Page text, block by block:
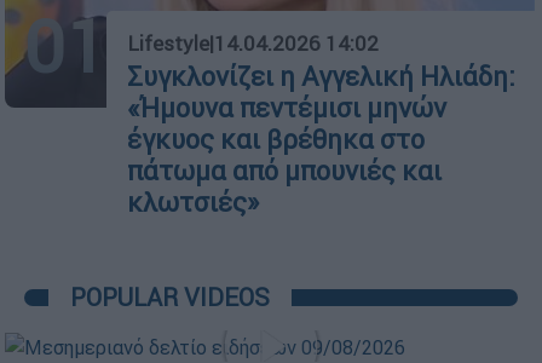
01 Lifestyle|14.04.2026 14:02
Συγκλονίζει η Αγγελική Ηλιάδη:
«Ήμουνα πεντέμισι μηνών
έγκυος και βρέθηκα στο
πάτωμα από μπουνιές και
κλωτσιές»
POPULAR VIDEOS